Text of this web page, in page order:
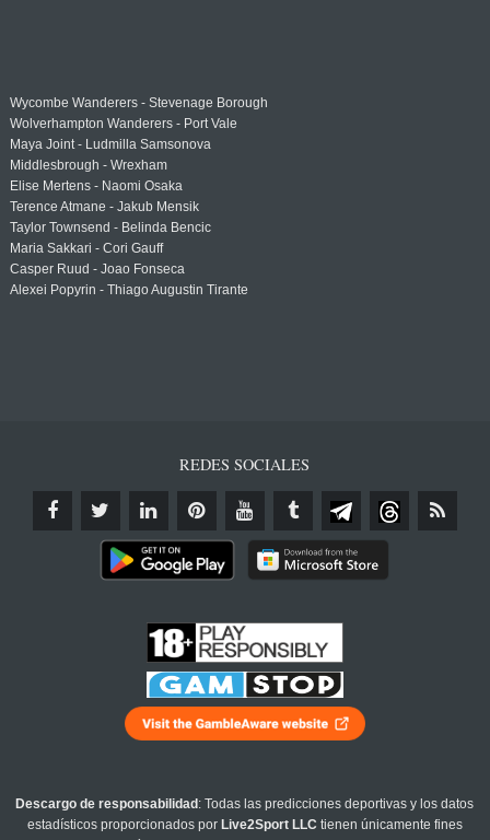
Wycombe Wanderers - Stevenage Borough
Wolverhampton Wanderers - Port Vale
Maya Joint - Ludmilla Samsonova
Middlesbrough - Wrexham
Elise Mertens - Naomi Osaka
Terence Atmane - Jakub Mensik
Taylor Townsend - Belinda Bencic
Maria Sakkari - Cori Gauff
Casper Ruud - Joao Fonseca
Alexei Popyrin - Thiago Augustin Tirante
REDES SOCIALES
Descargo de responsabilidad : Todas las predicciones deportivas y los datos
estadísticos proporcionados por Live2Sport LLC tienen únicamente fines